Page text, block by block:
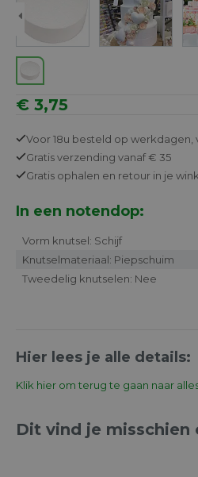
€ 3,75
Voor 18u besteld op werkdagen,
Gratisverzending vanaf € 35
Gratis ophalen en retour in je
In een notendop:
Vorm knutsel: Schijf
Knutselmateriaal: Piepschuim
Tweedelig knutselen: Nee
Hier lees je alle details:
Klik hier om terug te gaan naar
Dit vind je misschien